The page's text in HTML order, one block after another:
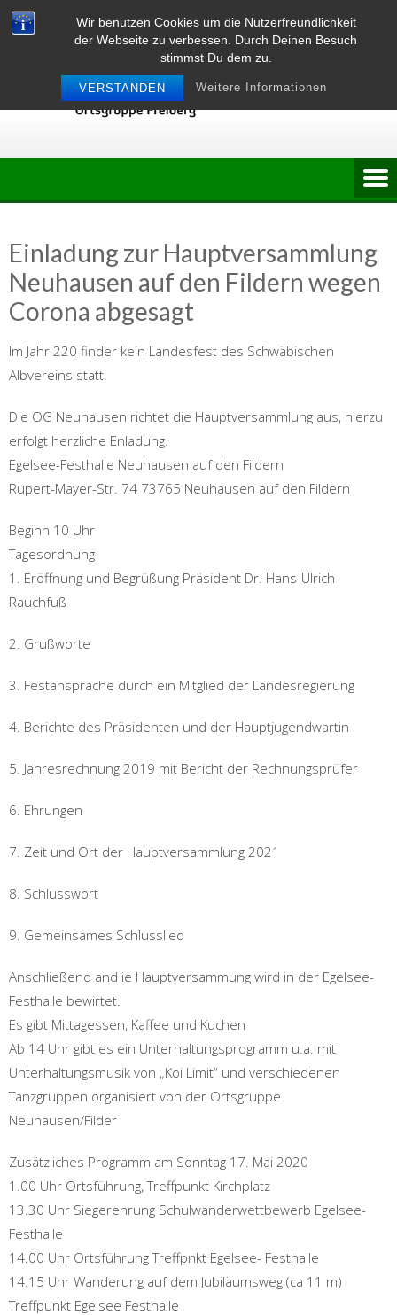
Wir benutzen Cookies um die Nutzerfreundlichkeit
der Webseite zu verbessen. Durch Deinen Besuch
stimmst Du dem zu.
VERSTANDEN Weitere Informationen
Skip
to
Einladung zur Hauptversammlung
Neuhausen auf den Fildern wegen
Corona abgesagt
Im Jahr 220 finder kein Landesfest des Schwäbischen
Albvereins statt.
Die OG Neuhausen richtet die Hauptversammlung aus, hierzu
erfolgt herzliche Enladung.
Egelsee-Festhalle Neuhausen auf den Fildern
Rupert-Mayer-Str. 74 73765 Neuhausen auf den Fildern
Beginn 10 Uhr
Tagesordnung
1. Eröffnung und Begrüßung Präsident Dr. Hans-Ulrich
Rauchfuß
2. Grußworte
3. Festansprache durch ein Mitglied der Landesregierung
4. Berichte des Präsidenten und der Hauptjugendwartin
5. Jahresrechnung 2019 mit Bericht der Rechnungsprüfer
6. Ehrungen
7. Zeit und Ort der Hauptversammlung 2021
8. Schlusswort
9. Gemeinsames Schlusslied
Anschließend and ie Hauptversammung wird in der Egelsee-
Festhalle bewirtet.
Es gibt Mittagessen, Kaffee und Kuchen
Ab 14 Uhr gibt es ein Unterhaltungsprogramm u.a. mit
Unterhaltungsmusik von „Koi Limit“ und verschiedenen
Tanzgruppen organisiert von der Ortsgruppe
Neuhausen/Filder
Zusätzliches Programm am Sonntag 17. Mai 2020
1.00 Uhr Ortsführung, Treffpunkt Kirchplatz
13.30 Uhr Siegerehrung Schulwanderwettbewerb Egelsee-
Festhalle
14.00 Uhr Ortsführung Treffpnkt Egelsee- Festhalle
14.15 Uhr Wanderung auf dem Jubiläumsweg (ca 11 m)
Treffpunkt Egelsee Festhalle